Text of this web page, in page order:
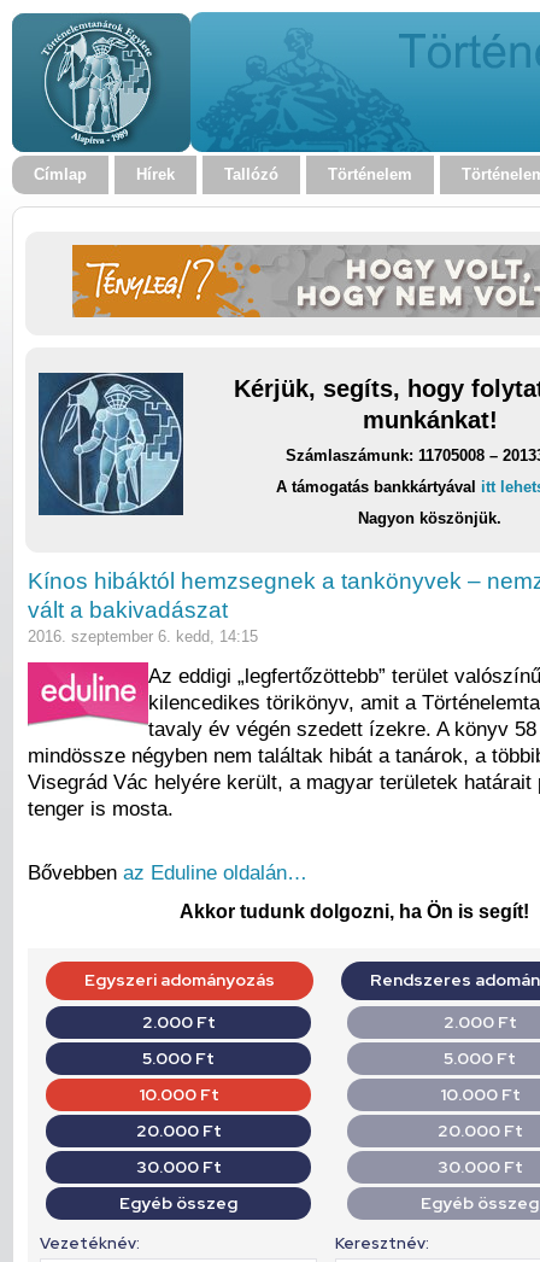
Címlap Hírek Tallózó Történelem
Kérjük, segíts, hogy
munkánkat!
Számlaszámunk: 11705008 –
A támogatás bankkártyával itt
Nagyon köszönjük.
Kínos hibáktól hemzsegnek a tankönyvek –
vált a bakivadászat
2016. szeptember 6. kedd, 14:15
Az eddigi „legfertőzöttebb” terület
kilencedikes törikönyv, amit a
tavaly év végén szedett ízekre. A könyv
mindössze négyben nem találtak hibát a tanárok, a
Visegrád Vác helyére került, a magyar területek határait
tenger is mosta.
Bővebben az Eduline oldalán…
Akkor tudunk dolgozni, ha Ön is segít!